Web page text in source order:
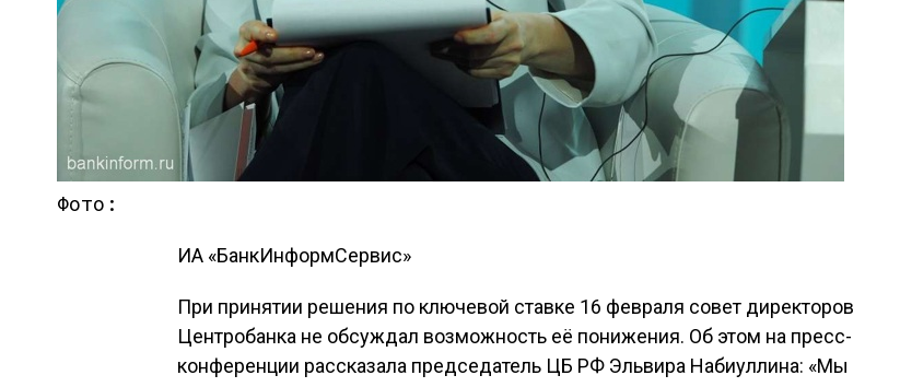
Фото:
ИА «БанкИнформСервис»
При принятии решения по ключевой ставке 16 февраля совет директоров
Центробанка не обсуждал возможность её понижения. Об этом на пресс-
конференции рассказала председатель ЦБ РФ Эльвира Набиуллина: «Мы